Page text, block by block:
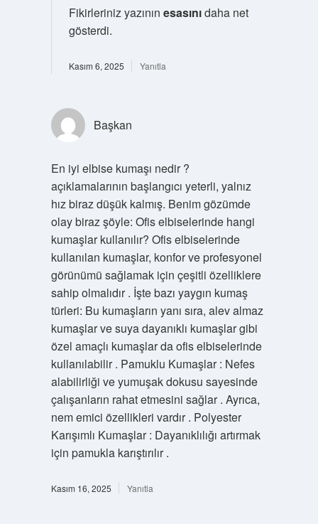
Fikirleriniz yazının esasınıdaha net
gösterdi.
Kasım 6, 2025 Yanıtla
Başkan
En iyi elbise kumaşı nedir ?
açıklamalarının başlangıcı yeterli, yalnız
hız biraz düşük kalmış. Benim gözümde
olay biraz şöyle: Ofis elbiselerinde hangi
kumaşlar kullanılır? Ofis elbiselerinde
kullanılan kumaşlar, konfor ve profesyonel
görünümü sağlamak için çeşitli özelliklere
sahip olmalıdır . İşte bazı yaygın kumaş
türleri: Bu kumaşların yanı sıra, alev almaz
kumaşlar ve suya dayanıklı kumaşlar gibi
özel amaçlı kumaşlar da ofis elbiselerinde
kullanılabilir . Pamuklu Kumaşlar : Nefes
alabilirliği ve yumuşak dokusu sayesinde
çalışanların rahat etmesini sağlar . Ayrıca,
nem emici özellikleri vardır . Polyester
Karışımlı Kumaşlar : Dayanıklılığı artırmak
için pamukla karıştırılır .
Kasım 16, 2025 Yanıtla